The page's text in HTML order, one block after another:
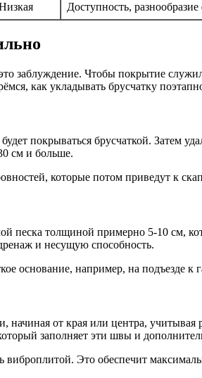
Доступность,
заблуждение. Чтобы покрытие
как укладывать брусчатку
покрываться брусчаткой. Затем
см и больше.
которые потом приведут к
песка толщиной примерно 5-10 см,
и несущую способность.
основание, например, на подъезде к
от края или центра,
заполняет эти швы и
Это обеспечит